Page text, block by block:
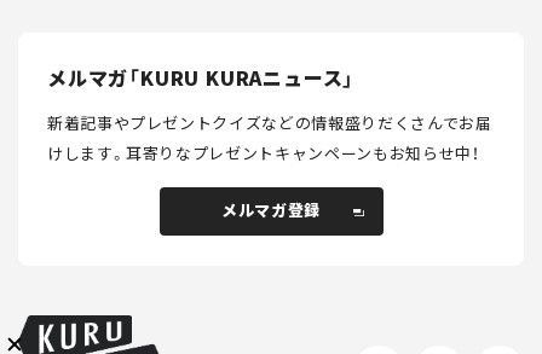
メルマガ「KURU KURAニュース」
新着記事やプレゼントクイズなどの情報盛りだくさんでお届
けします。耳寄りなプレゼントキャンペーンもお知らせ中！
メルマガ登録
KURU KURAについて プライバシーポリシー
FAQ